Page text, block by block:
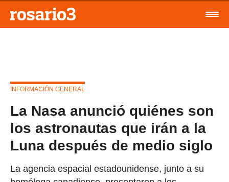
INFORMACIÓN GENERAL
La Nasa anunció quiénes son
los astronautas que irán a la
Luna después de medio siglo
La agencia espacial estadounidense, junto a su